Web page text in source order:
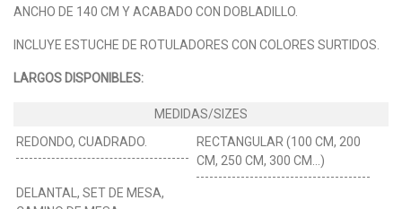
ANCHO DE 140 CM Y ACABADO CON DOBLADILLO.
INCLUYE ESTUCHE DE ROTULADORES CON COLORES SURTIDOS.
LARGOS DISPONIBLES:
REDONDO, CUADRADO.
RECTANGULAR (100 CM, 200
CM, 250 CM, 300 CM...)
DELANTAL, SET DE MESA,